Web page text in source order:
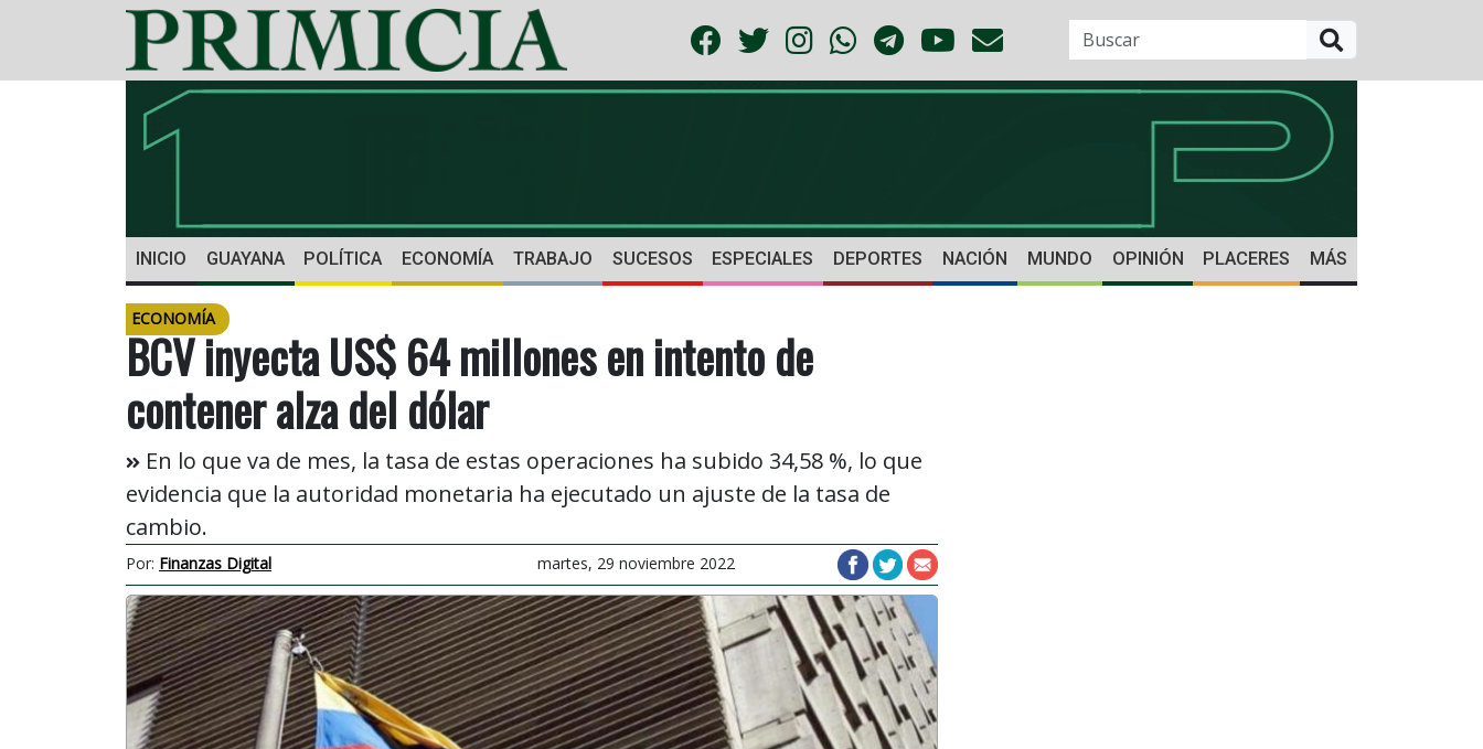
INICIO GUAYANA POLÍTICA ECONOMÍA TRABAJO SUCESOS ESPECIALES DEPORTES NACIÓN MUNDO OPINIÓN PLACERES MÁS
ECONOMÍA
BCV inyecta US$ 64 millones en intento de
contener alza del dólar
En lo que va de mes, la tasa de estas operaciones ha subido 34,58 %, lo que
evidencia que la autoridad monetaria ha ejecutado un ajuste de la tasa de
cambio.
Por: Finanzas Digital martes, 29 noviembre 2022